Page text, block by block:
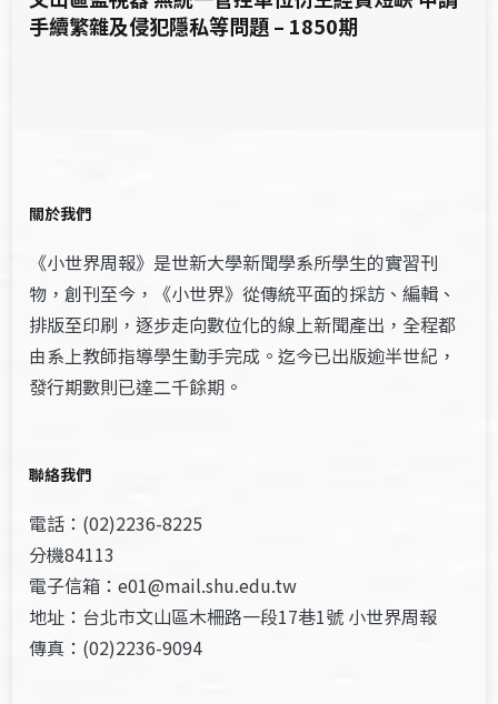
手續繁雜及侵犯隱私等問題 – 1850期
關於我們
《小世界周報》是世新大學新聞學系所學生的實習刊
物，創刊至今，《小世界》從傳統平面的採訪、編輯、
排版至印刷，逐步走向數位化的線上新聞產出，全程都
由系上教師指導學生動手完成。迄今已出版逾半世紀，
發行期數則已達二千餘期。
聯絡我們
電話：(02)2236-8225
分機84113
電子信箱：e01@mail.shu.edu.tw
地址：台北市文山區木柵路一段17巷1號 小世界周報
傳真：(02)2236-9094